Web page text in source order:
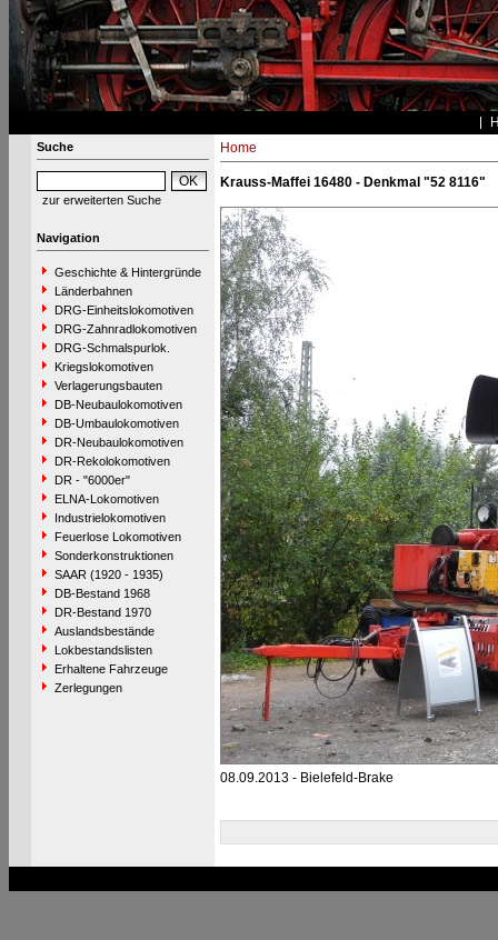
Suche
zur erweiterten Suche
Navigation
Geschichte & Hintergründe
Länderbahnen
DRG-Einheitslokomotiven
DRG-Zahnradlokomotiven
DRG-Schmalspurlok.
Kriegslokomotiven
Verlagerungsbauten
DB-Neubaulokomotiven
DB-Umbaulokomotiven
DR-Neubaulokomotiven
DR-Rekolokomotiven
DR - "6000er"
ELNA-Lokomotiven
Industrielokomotiven
Feuerlose Lokomotiven
Sonderkonstruktionen
SAAR (1920 - 1935)
DB-Bestand 1968
DR-Bestand 1970
Auslandsbestände
Lokbestandslisten
Erhaltene Fahrzeuge
Zerlegungen
Home
Krauss-Maffei 16480 - Denkmal "52 8116"
08.09.2013 - Bielefeld-Brake